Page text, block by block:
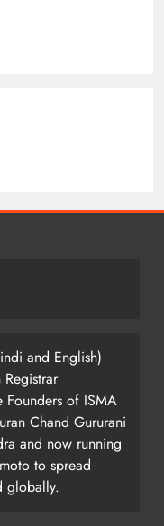
and English)
of ISMA
Chand Gururani
and now running
to spread
globally.